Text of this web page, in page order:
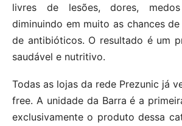
livres de lesões, dores,
diminuindo em muito as chances
de antibióticos. O resultado é um
saudável e nutritivo.
Todas as lojas da rede Prezunic já
free. A unidade da Barra é a
exclusivamente o produto dessa